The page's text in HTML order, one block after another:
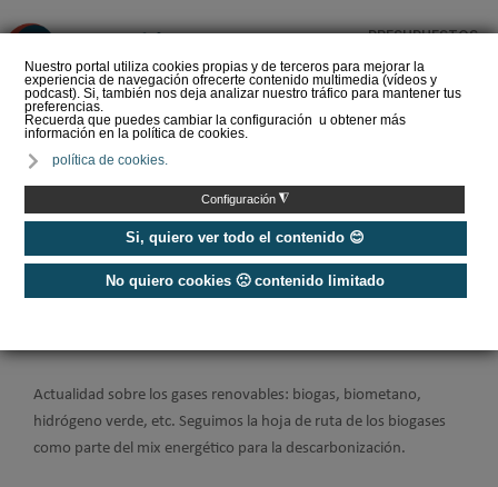
Nuestro portal utiliza cookies propias y de terceros para mejorar la
experiencia de navegación ofrecerte contenido multimedia (vídeos y
podcast). Si, también nos deja analizar nuestro tráfico para mantener tus
preferencias.
Recuerda que puedes cambiar la configuración u obtener más
información en la política de cookies.
política de cookies.
Configuración ◮
Si, quiero ver todo el contenido 😊
No quiero cookies 🙁 contenido limitado
PRESUPUESTOS
¿Cómo agilizar trámites?
Energías Renovables / Gases Renovables
Actualidad sobre los gases renovables: biogas, biometano,
hidrógeno verde, etc. Seguimos la hoja de ruta de los biogases
como parte del mix energético para la descarbonización.